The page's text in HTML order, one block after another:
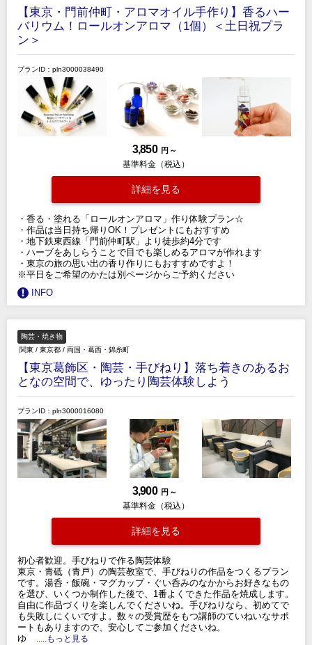
【東京・門前仲町・アロマオイル手作り】香るハー
バリウム！ロールオンアロマ（1個）＜土日祝プラ
ン＞
プランID：pln3000038490
3,850 円 ～
基準料金（税込）
詳細を見る
・香る・塗れる「ロールオンアロマ」作り体験プラン☆
・作品は当日持ち帰りOK！プレゼントにもおすすめ
・地下鉄東西線「門前仲町駅」より徒歩約4分です
・ハーブをあしらうことで目でも楽しめるアロマが作れます
・東京の旅の思い出の香り作りにもおすすめですよ！
※平日をご希望のかたは別ページからご予約ください
INFO
陶芸・焼き物
関東 / 東京都 / 両国・葛西・錦糸町
【東京葛飾区・陶芸・手びねり】落ち着きのあるお
となの空間で、ゆったり陶芸体験しよう
プランID：pln3000016080
3,900 円 ～
基準料金（税込）
詳細を見る
初心者歓迎。手びねりで作る陶芸体験
東京・青砥（青戸）の陶芸教室で、手びねりの作品をつくるプラン
です。湯呑・飯碗・マグカップ・ぐい呑みのなかからお好きなもの
を選び、いくつか制作した後で、1番よくできた作品を焼成します。
自由に作品づくりを楽しんでくださいね。手びねりなら、初めてで
も失敗しにくいですよ。数々の受賞歴をもつ講師のていねいなサポ
ートもありますので、安心してご参加くださいね。
ゆ
.....もっと見る